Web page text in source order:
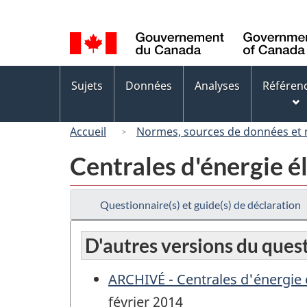
de
la
langue
des
Sujets Données Analyses
Accueil Normes, sources de données et
Centrales d'énergie
Questionnaire(s) et guide(s) de déclaration
D'autres versions du
ARCHIVÉ - Centrales
février 2014